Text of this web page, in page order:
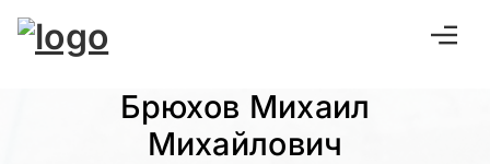
Брюхов Михаил
Михайлович